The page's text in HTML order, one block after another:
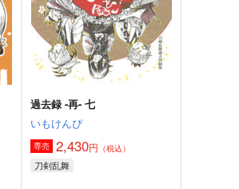
山田利吉×土井半助
サンプル 作品詳細
過去録 -再- 七
いもけんぴ
専売 2,430円 （税込）
刀剣乱舞